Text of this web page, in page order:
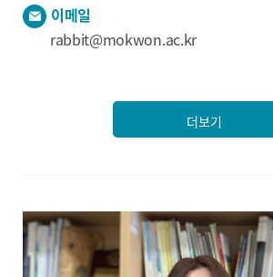
이메일
rabbit@mokwon.ac.kr
더보기